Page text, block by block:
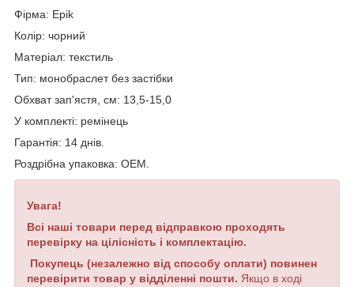
Фірма: Epik
Колір: чорний
Матеріал: текстиль
Тип: монобраслет без застібки
Обхват зап'ястя, см: 13,5-15,0
У комплекті: ремінець
Гарантія: 14 днів.
Роздрібна упаковка: OEM.
Увага!
Всі наші товари перед відправкою проходять
перевірку на цілісність і комплектацію.
Покупець (незалежно від способу оплати) повинен
перевірити товар у відділенні пошти. Якщо в ході